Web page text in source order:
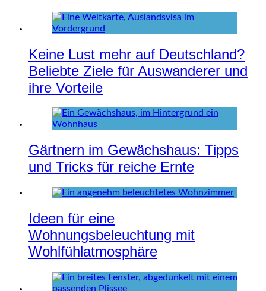
Keine Lust mehr auf Deutschland?
Beliebte Ziele für Auswanderer und
ihre Vorteile
Gärtnern im Gewächshaus: Tipps
und Tricks für reiche Ernte
Ideen für eine
Wohnungsbeleuchtung mit
Wohlfühlatmosphäre